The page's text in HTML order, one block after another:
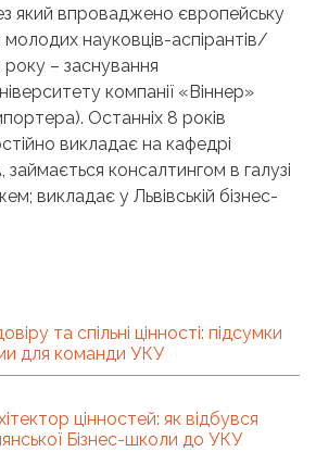
який впроваджено європейську
науковців-аспірантів/
– заснування
компанії «Віннер»
Останніх 8 років
викладає на кафедрі
займається консалтингом в галузі
викладає у Львівській бізнес-
та спільні цінності: підсумки
для команди УКУ
цінностей: як відбувся
Бізнес-школи до УКУ